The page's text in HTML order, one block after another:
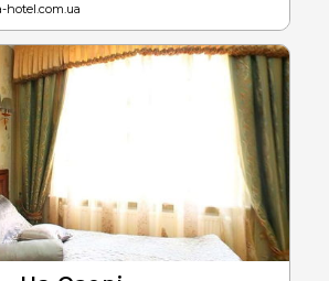
hotel.com.ua